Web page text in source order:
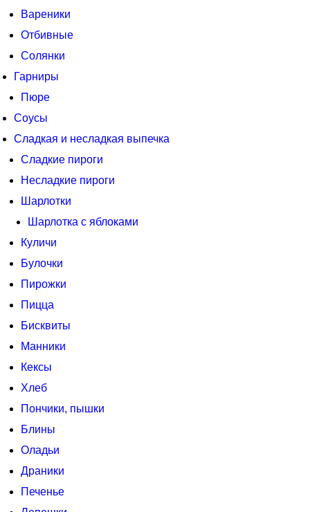
Вареники
Отбивные
Солянки
Гарниры
Пюре
Соусы
Сладкая и несладкая выпечка
Сладкие пироги
Несладкие пироги
Шарлотки
Шарлотка с яблоками
Куличи
Булочки
Пирожки
Пицца
Бисквиты
Манники
Кексы
Хлеб
Пончики, пышки
Блины
Оладьи
Драники
Печенье